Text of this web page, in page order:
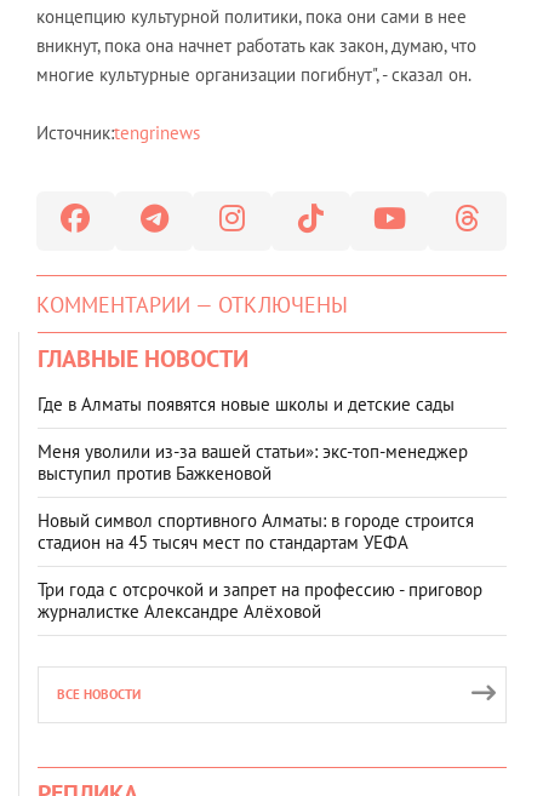
концепцию культурной политики, пока они сами в нее
вникнут, пока она начнет работать как закон, думаю, что
многие культурные организации погибнут", - сказал он.
Источник:tengrinews
КОММЕНТАРИИ — ОТКЛЮЧЕНЫ
ГЛАВНЫЕ НОВОСТИ
Где в Алматы появятся новые школы и детские сады
Меня уволили из-за вашей статьи»: экс-топ-менеджер
выступил против Бажкеновой
Новый символ спортивного Алматы: в городе строится
стадион на 45 тысяч мест по стандартам УЕФА
Три года с отсрочкой и запрет на профессию - приговор
журналистке Александре Алёховой
ВСЕ НОВОСТИ